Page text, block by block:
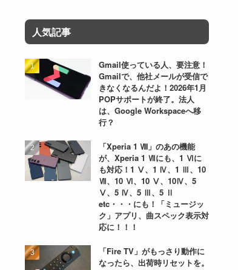
人気記事
Gmail使っている人、要注意！
Gmailで、他社メールが受信で
きなくなるんだよ！2026年1月
POPサポートが終了。法人
は、Google Workspaceへ移
行？
「Xperia 1 Ⅷ」のあの機能
が、Xperia 1 Ⅶにも、1 Ⅵに
も対応！1 Ⅴ、1 Ⅳ、1 Ⅲ、10
Ⅶ、10 Ⅵ、10 Ⅴ、10Ⅳ、5
Ⅴ、5 Ⅳ、5 Ⅲ、5 Ⅱ
etc・・・にも！「ミュージッ
ク」アプリ、曲スペック表示対
応に！！！
「Fire TV」がもっさり動作に
なったら、出荷時リセットを。